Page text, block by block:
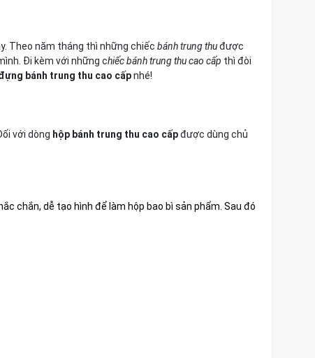
Theo năm tháng thì những chiếc bánh trung thuđược
Đi kèm với những chiếc bánh trung thu cao cấp thì đòi
bánh trung thu cao cấpnhé!
với dòng hộp bánh trung thu cao cấpđược dùng chủ
chắn, dễ tạo hình để làm hộp bao bì sản phẩm. Sau đó